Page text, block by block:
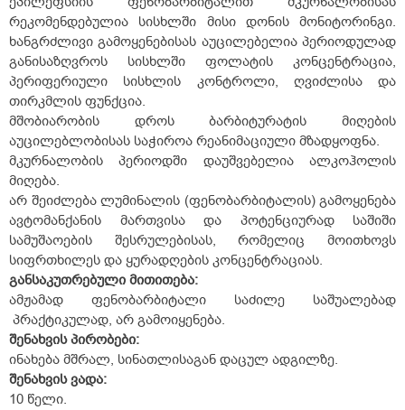
რეკომენდებულია სისხლში მისი დონის მონიტორინგი.
ხანგრძლივი გამოყენებისას აუცილებელია პერიოდულად
განისაზღვროს სისხლში ფოლატის კონცენტრაცია,
პერიფერიული სისხლის კონტროლი, ღვიძლისა და
თირკმლის ფუნქცია.
მშობიარობის დროს ბარბიტურატის მიღების
აუცილებლობისას საჭიროა რეანიმაციული მზადყოფნა.
მკურნალობის პერიოდში დაუშვებელია ალკოჰოლის
მიღება.
არ შეიძლება ლუმინალის (ფენობარბიტალის) გამოყენება
ავტომანქანის მართვისა და პოტენციურად საშიში
სამუშაოების შესრულებისას, რომელიც მოითხოვს
სიფრთხილეს და ყურადღების კონცენტრაციას.
განსაკუთრებული მითითება:
ამჟამად ფენობარბიტალი საძილე საშუალებად
პრაქტიკულად, არ გამოიყენება.
შენახვის პირობები:
ინახება მშრალ, სინათლისაგან დაცულ ადგილზე.
შენახვის ვადა:
10 წელი.